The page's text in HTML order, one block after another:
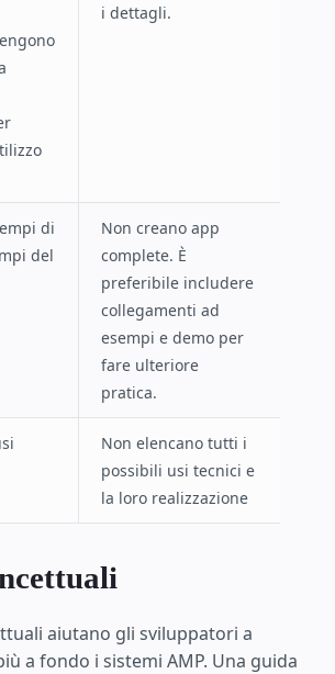
i dettagli.
di
del
Non creano app
complete. È
preferibile includere
collegamenti ad
esempi e demo per
fare ulteriore
pratica.
Non elencano tutti i
possibili usi tecnici e
la loro realizzazione
aiutano gli sviluppatori a
a fondo i sistemi AMP. Una guida